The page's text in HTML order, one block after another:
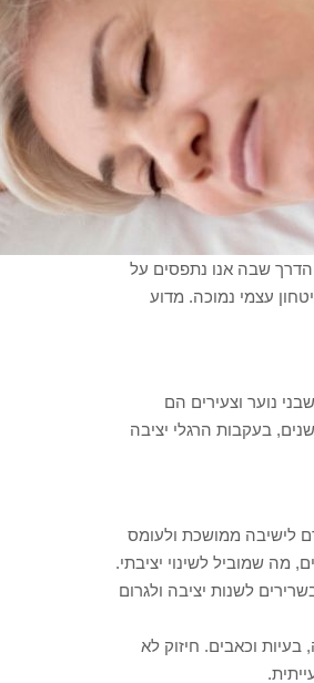
הדרך שבה אנו נתפסים על
עצמי נמוכה. מדוע
נוער וצעירים הם
בעקבות הרגלי יציבה
לישיבה ממושכת ולעומס
מה שמוביל לשינוי יציבתי.
לשנות יציבה ולגרום
בעיות וכאבים. חיזוק לא